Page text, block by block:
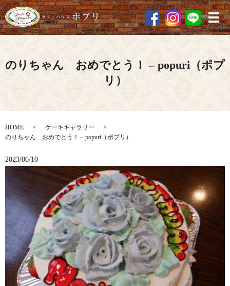
メ
のりちゃん おめでとう！ – popuri（ポプ
リ）
HOME
ケーキギャラリー
のりちゃん おめでとう！ – popuri（ポプリ）
2023/06/10